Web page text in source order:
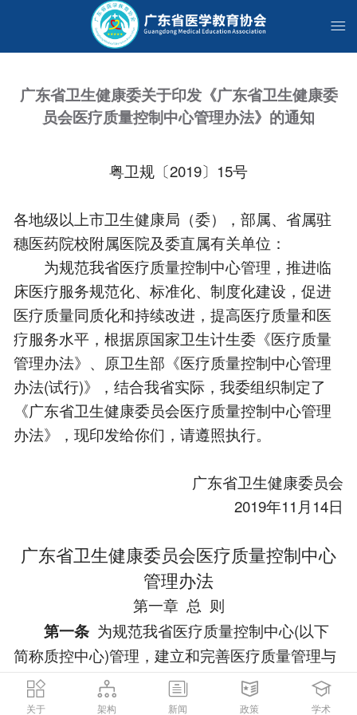
关于 架构 新闻 政策 学术
广东省卫生健康委关于印发《广东省卫生健康委
员会医疗质量控制中心管理办法》的通知
粤卫规〔2019〕15号
各地级以上市卫生健康局（委），部属、省属驻
穗医药院校附属医院及委直属有关单位：
为规范我省医疗质量控制中心管理，推进临
床医疗服务规范化、标准化、制度化建设，促进
医疗质量同质化和持续改进，提高医疗质量和医
疗服务水平，根据原国家卫生计生委《医疗质量
管理办法》、原卫生部《医疗质量控制中心管理
办法(试行)》，结合我省实际，我委组织制定了
《广东省卫生健康委员会医疗质量控制中心管理
办法》，现印发给你们，请遵照执行。
广东省卫生健康委员会
2019年11月14日
广东省卫生健康委员会医疗质量控制中心
管理办法
第一章 总 则
第一条为规范我省医疗质量控制中心(以下
简称质控中心)管理，建立和完善医疗质量管理与
控制体系，加强学科发展、人才培养和能力建
设，推进临床医疗服务规范化、标准化、制度化